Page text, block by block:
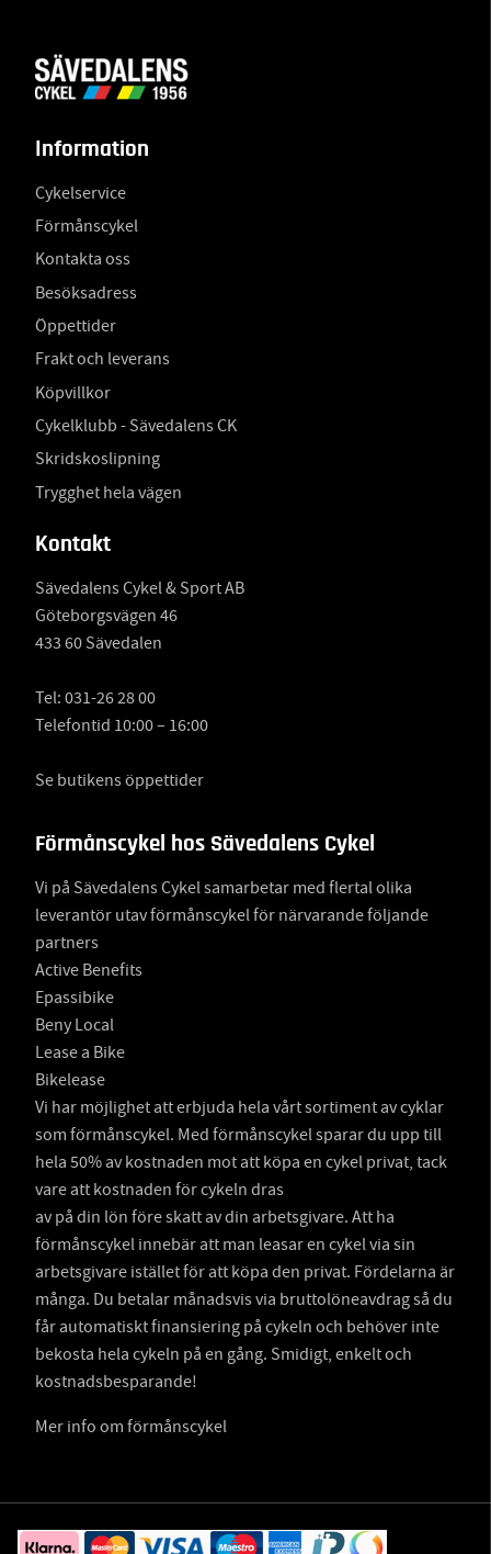
Information
Cykelservice
Förmånscykel
Kontakta oss
Besöksadress
Öppettider
Frakt och leverans
Köpvillkor
Cykelklubb - Sävedalens CK
Skridskoslipning
Trygghet hela vägen
Kontakt
Sävedalens Cykel & Sport AB
Göteborgsvägen 46
433 60 Sävedalen
Tel: 031-26 28 00
Telefontid 10:00 – 16:00
Se butikens öppettider
Förmånscykel hos Sävedalens Cykel
Vi på Sävedalens Cykel samarbetar med flertal olika
leverantör utav förmånscykel för närvarande följande
partners
Active Benefits
Epassibike
Beny Local
Lease a Bike
Bikelease
Vi har möjlighet att erbjuda hela vårt sortiment av cyklar
som förmånscykel. Med förmånscykel sparar du upp till
hela 50% av kostnaden mot att köpa en cykel privat, tack
vare att kostnaden för cykeln dras
av på din lön före skatt av din arbetsgivare. Att ha
förmånscykel innebär att man leasar en cykel via sin
arbetsgivare istället för att köpa den privat. Fördelarna är
många. Du betalar månadsvis via bruttolöneavdrag så du
får automatiskt finansiering på cykeln och behöver inte
bekosta hela cykeln på en gång. Smidigt, enkelt och
kostnadsbesparande!
Mer info om förmånscykel